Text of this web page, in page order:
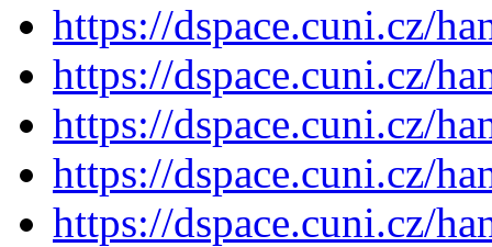
https://dspace.cuni.cz/
https://dspace.cuni.cz/
https://dspace.cuni.cz/
https://dspace.cuni.cz/
https://dspace.cuni.cz/